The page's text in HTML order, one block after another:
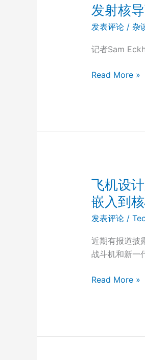
隐
身
涂
层
料？
发射核
发表评论 / 杂
记者Sam
发
么
样
子？
Read More »
飞机设
嵌入到
发表评论 /
近期有报道披
战斗机和新一
飞
Read More »